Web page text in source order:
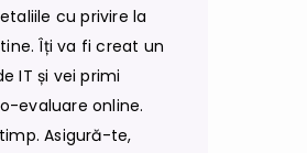
cu privire la
Îți va fi creat un
IT și vei primi
evaluare online.
Asigură-te,